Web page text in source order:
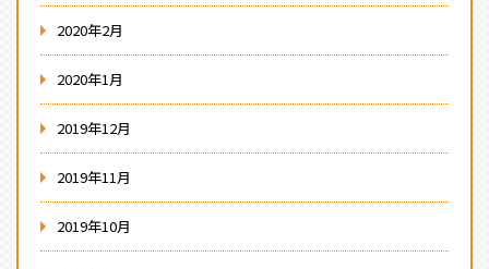
2020年2月
2020年1月
2019年12月
2019年11月
2019年10月